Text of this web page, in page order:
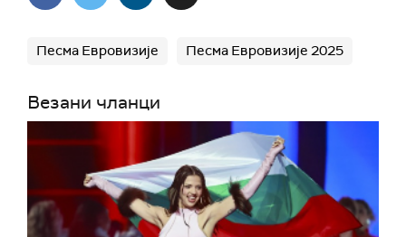
Песма Евровизије Песма Евровизије 2025
Везани чланци